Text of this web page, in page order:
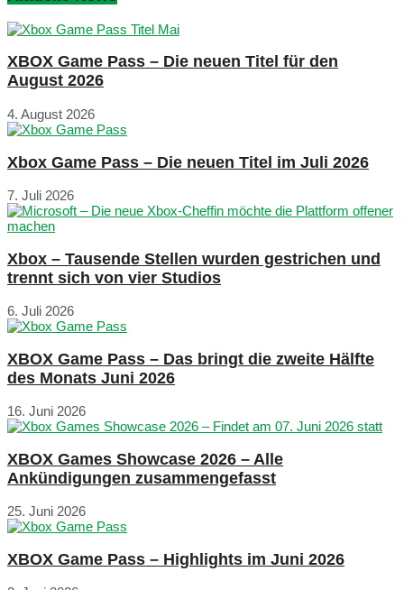
XBOX Game Pass – Die neuen Titel für den
August 2026
4. August 2026
Xbox Game Pass – Die neuen Titel im Juli 2026
7. Juli 2026
Xbox – Tausende Stellen wurden gestrichen und
trennt sich von vier Studios
6. Juli 2026
XBOX Game Pass – Das bringt die zweite Hälfte
des Monats Juni 2026
16. Juni 2026
XBOX Games Showcase 2026 – Alle
Ankündigungen zusammengefasst
25. Juni 2026
XBOX Game Pass – Highlights im Juni 2026